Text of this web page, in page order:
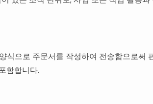
으로 주문서를 작성하여 전송함으로써
함합니다.